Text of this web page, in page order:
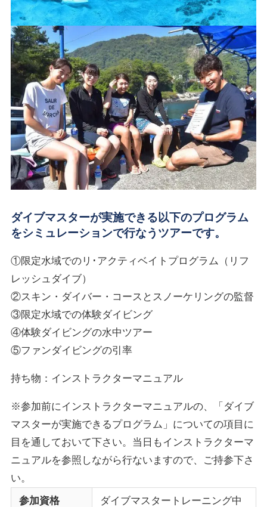
ダイブマスターが実施できる以下のプログラム
をシミュレーションで行なうツアーです。
①限定水域でのリ･アクティベイトプログラム（リフ
レッシュダイブ）
②スキン・ダイバー・コースとスノーケリングの監督
③限定水域での体験ダイビング
④体験ダイビングの水中ツアー
⑤ファンダイビングの引率
持ち物：インストラクターマニュアル
※参加前にインストラクターマニュアルの、「ダイブ
マスターが実施できるプログラム」についての項目に
目を通しておいて下さい。当日もインストラクターマ
ニュアルを参照しながら行ないますので、ご持参下さ
い。
参加資格
ダイブマスタートレーニング中